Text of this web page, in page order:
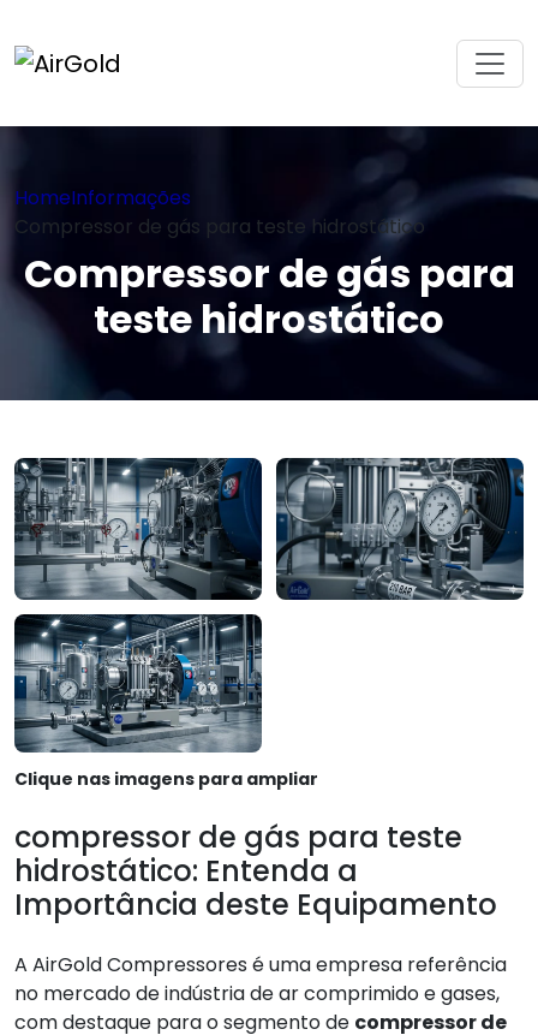
HomeInformações
Compressor de gás para teste hidrostático
Compressor de gás para
teste hidrostático
Clique nas imagens para ampliar
compressor de gás para teste
hidrostático: Entenda a
Importância deste Equipamento
A AirGold Compressores é uma empresa referência
no mercado de indústria de ar comprimido e gases,
com destaque para o segmento de compressor de